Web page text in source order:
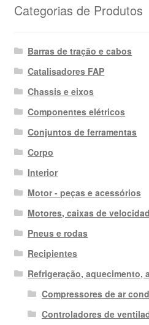
Categorias de Produtos
Barras de tração e cabos
Catalisadores FAP
Chassis e eixos
Componentes elétricos
Conjuntos de ferramentas
Corpo
Interior
Motor - peças e acessórios
Motores, caixas de
Pneus e rodas
Recipientes
Refrigeração, aquecimento,
Compressores de ar
Controladores de